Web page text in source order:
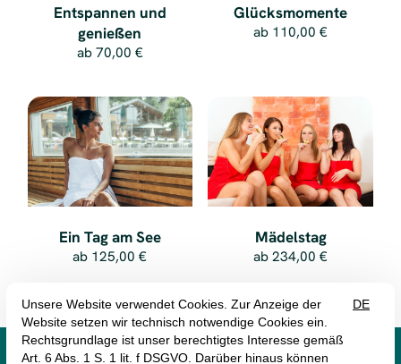
Entspannen und
genießen
ab70,00 €
Glücksmomente
ab 110,00 €
Ein Tag am See
ab 125,00 €
Mädelstag
ab 234,00 €